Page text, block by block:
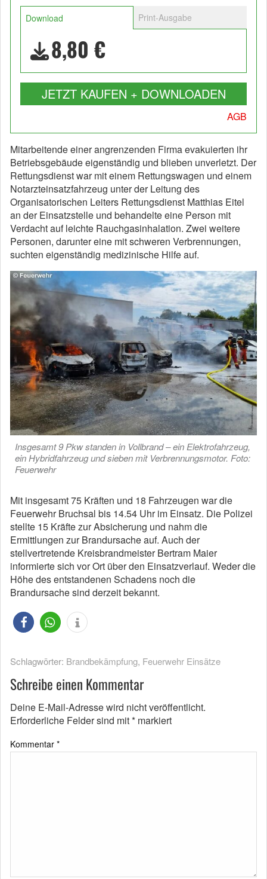
Download Print-Ausgabe
8,80 €
JETZT KAUFEN + DOWNLOADEN
AGB
Mitarbeitende einer angrenzenden Firma evakuierten ihr
Betriebsgebäude eigenständig und blieben unverletzt. Der
Rettungsdienst war mit einem Rettungswagen und einem
Notarzteinsatzfahrzeug unter der Leitung des
Organisatorischen Leiters Rettungsdienst Matthias Eitel
an der Einsatzstelle und behandelte eine Person mit
Verdacht auf leichte Rauchgasinhalation. Zwei weitere
Personen, darunter eine mit schweren Verbrennungen,
suchten eigenständig medizinische Hilfe auf.
Insgesamt 9 Pkw standen in Vollbrand – ein Elektrofahrzeug,
ein Hybridfahrzeug und sieben mit Verbrennungsmotor. Foto:
Feuerwehr
Mit insgesamt 75 Kräften und 18 Fahrzeugen war die
Feuerwehr Bruchsal bis 14.54 Uhr im Einsatz. Die Polizei
stellte 15 Kräfte zur Absicherung und nahm die
Ermittlungen zur Brandursache auf. Auch der
stellvertretende Kreisbrandmeister Bertram Maier
informierte sich vor Ort über den Einsatzverlauf. Weder die
Höhe des entstandenen Schadens noch die
Brandursache sind derzeit bekannt.
Schlagwörter: Brandbekämpfung, Feuerwehr Einsätze
Schreibe einen Kommentar
Deine E-Mail-Adresse wird nicht veröffentlicht.
Erforderliche Felder sind mit* markiert
Kommentar *